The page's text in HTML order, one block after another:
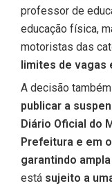
professor de
educação física,
motoristas das
limites de vagas
A decisão
publicar a
Diário Oficial do
Prefeitura e em
garantindo
está sujeito a